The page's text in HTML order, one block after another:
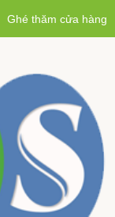
Ghé thăm cửa hàng